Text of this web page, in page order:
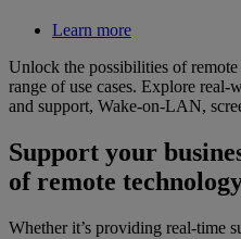
Learn more
Unlock the possibilities of
range of use cases. Explore real-
and support, Wake-on-LAN,
Support your
of remote
Whether it’s providing real-time